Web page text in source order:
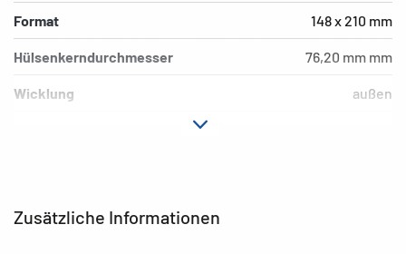
Zusätzliche Informationen
Format 148 x 210 mm
Hülsenkerndurchmesser 76,20 mm mm
Wicklung außen